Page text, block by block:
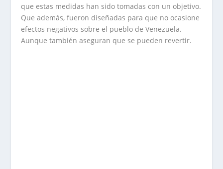
que estas medidas han sido tomadas con un objetivo.
Que además, fueron diseñadas para que no ocasione
efectos negativos sobre el pueblo de Venezuela.
Aunque también aseguran que se pueden revertir.